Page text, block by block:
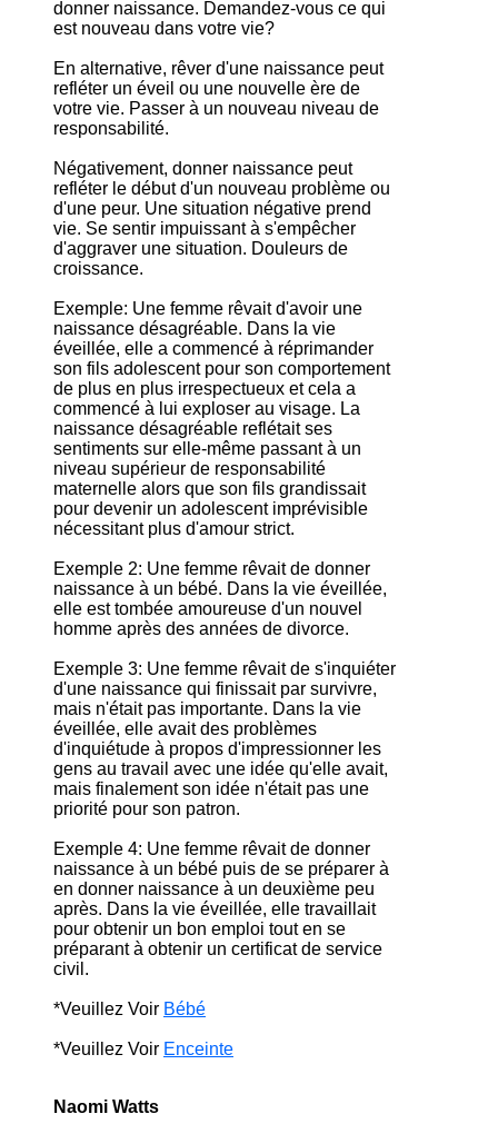
donner naissance. Demandez-vous ce qui
est nouveau dans votre vie?
En alternative, rêver d'une naissance peut
refléter un éveil ou une nouvelle ère de
votre vie. Passer à un nouveau niveau de
responsabilité.
Négativement, donner naissance peut
refléter le début d'un nouveau problème ou
d'une peur. Une situation négative prend
vie. Se sentir impuissant à s'empêcher
d'aggraver une situation. Douleurs de
croissance.
Exemple: Une femme rêvait d'avoir une
naissance désagréable. Dans la vie
éveillée, elle a commencé à réprimander
son fils adolescent pour son comportement
de plus en plus irrespectueux et cela a
commencé à lui exploser au visage. La
naissance désagréable reflétait ses
sentiments sur elle-même passant à un
niveau supérieur de responsabilité
maternelle alors que son fils grandissait
pour devenir un adolescent imprévisible
nécessitant plus d'amour strict.
Exemple 2: Une femme rêvait de donner
naissance à un bébé. Dans la vie éveillée,
elle est tombée amoureuse d'un nouvel
homme après des années de divorce.
Exemple 3: Une femme rêvait de s'inquiéter
d'une naissance qui finissait par survivre,
mais n'était pas importante. Dans la vie
éveillée, elle avait des problèmes
d'inquiétude à propos d'impressionner les
gens au travail avec une idée qu'elle avait,
mais finalement son idée n'était pas une
priorité pour son patron.
Exemple 4: Une femme rêvait de donner
naissance à un bébé puis de se préparer à
en donner naissance à un deuxième peu
après. Dans la vie éveillée, elle travaillait
pour obtenir un bon emploi tout en se
préparant à obtenir un certificat de service
civil.
*Veuillez Voir Bébé
*Veuillez Voir Enceinte
Naomi Watts